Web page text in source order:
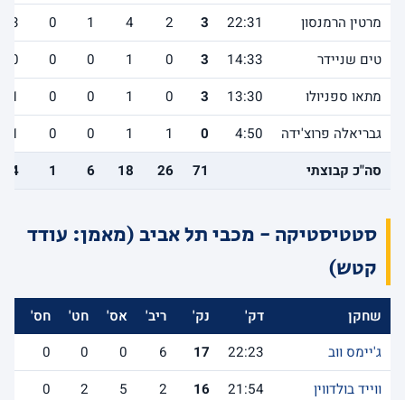
מרטין הרמנסון
22:31
3
2
4
1
0
3
טים שניידר
14:33
3
0
1
0
0
0
מתאו ספניולו
13:30
3
0
1
0
0
1
גבריאלה פרוצ'ידה
4:50
0
1
1
0
0
1
סה"כ קבוצתי
71
26
18
6
1
14
סטטיסטיקה - מכבי תל אביב (מאמן: עודד
קטש)
שחקן דק' נק' ריב' אס' חט' חס'
ג'יימס ווב
22:23
17
6
0
0
0
ווייד בולדווין
21:54
16
2
5
2
0